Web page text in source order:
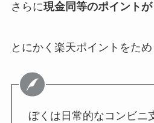
さらに現金同等のポイントが
とにかく楽天ポイントをため
ぼくは日常的なコンビニ